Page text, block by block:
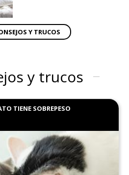
Y TRUCOS
y trucos
TIENE SOBREPESO